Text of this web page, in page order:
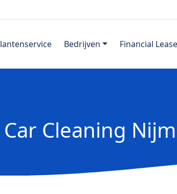
Bedrijven Financial Lease
Car Cleaning